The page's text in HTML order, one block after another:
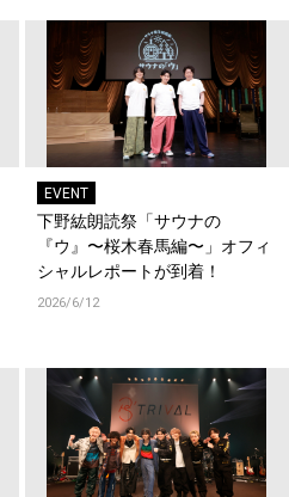
EVENT
下野紘朗読祭「サウナの
『ウ』〜桜木春馬編〜」オフィ
シャルレポートが到着！
2026/6/12